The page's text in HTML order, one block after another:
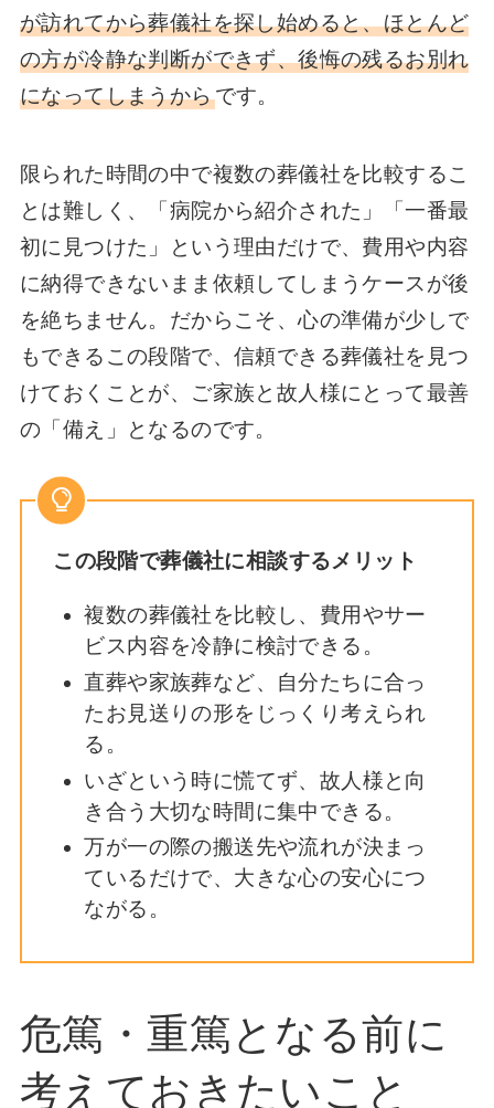
が訪れてから葬儀社を探し始めると、ほとんど
の方が冷静な判断ができず、後悔の残るお別れ
になってしまうからです。
限られた時間の中で複数の葬儀社を比較するこ
とは難しく、「病院から紹介された」「一番最
初に見つけた」という理由だけで、費用や内容
に納得できないまま依頼してしまうケースが後
を絶ちません。だからこそ、心の準備が少しで
もできるこの段階で、信頼できる葬儀社を見つ
けておくことが、ご家族と故人様にとって最善
の「備え」となるのです。
この段階で葬儀社に相談するメリット
複数の葬儀社を比較し、費用やサー
ビス内容を冷静に検討できる。
直葬や家族葬など、自分たちに合っ
たお見送りの形をじっくり考えられ
る。
いざという時に慌てず、故人様と向
き合う大切な時間に集中できる。
万が一の際の搬送先や流れが決まっ
ているだけで、大きな心の安心につ
ながる。
危篤・重篤となる前に
考えておきたいこと